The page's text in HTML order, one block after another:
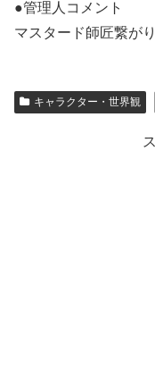
●管理人コメント
マスタード師匠繋が
キャラクター・世界観